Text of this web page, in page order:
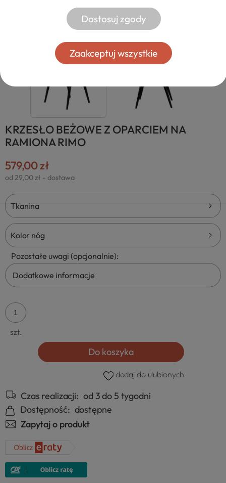
KRZESŁO BEŻOWE Z OPARCIEM NA
RAMIONA RIMO
579,00 zł
od 29,00 zł - dostawa
Tkanina
Kod
tkaniny:
Kolor nóg
Pozostałe uwagi (opcjonalnie):
szt.
Do koszyka
dodaj do ulubionych
Czas realizacji: od 3 do 5 tygodni
Dostępność: dostępne
Zapytaj o produkt
Dostosuj zgody
Zaakceptuj wszystkie